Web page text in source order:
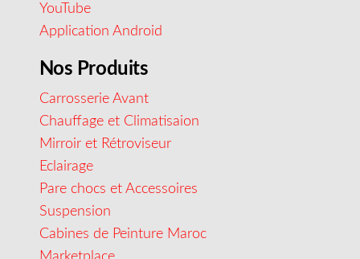
YouTube
Application Android
Nos Produits
Carrosserie Avant
Chauffage et Climatisaion
Mirroir et Rétroviseur
Eclairage
Pare chocs et Accessoires
Suspension
Cabines de Peinture Maroc